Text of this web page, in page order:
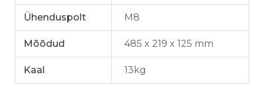
Ühenduspolt M8
Mõõdud 485 x 219 x 125 mm
Kaal 13kg